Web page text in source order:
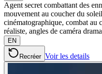
Agent secret combattant des
mouvement au coucher du
cinématographique, combat au
réaliste, angles de caméra
EN
Recréer Voir les details